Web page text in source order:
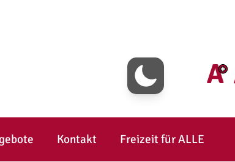
Kontakt Freizeit für ALLE